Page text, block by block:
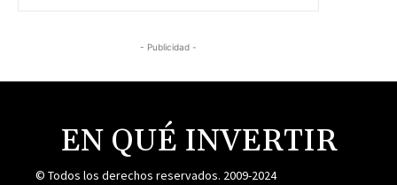
- Publicidad -
EN QUÉ INVERTIR
© Todos los derechos reservados. 2009-2024